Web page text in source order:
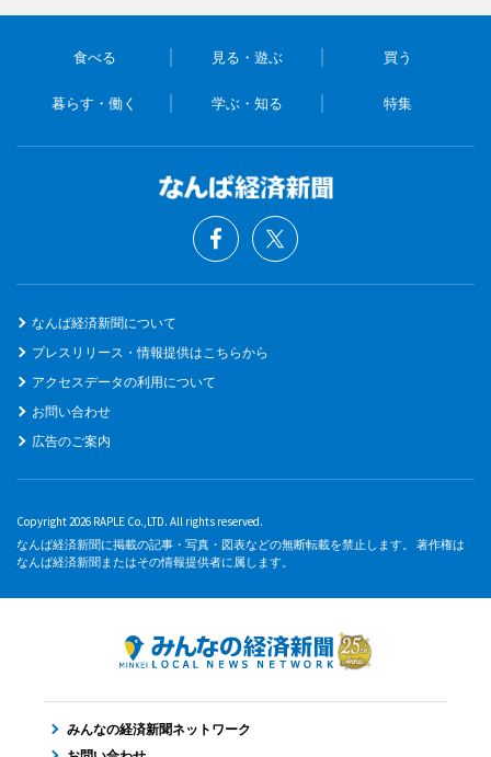
食べる 見る・遊ぶ 買う
暮らす・働く 学ぶ・知る 特集
なんば経済新聞について
プレスリリース・情報提供はこちらから
アクセスデータの利用について
お問い合わせ
広告のご案内
Copyright 2026 RAPLE Co.,LTD. All rights reserved.
なんば経済新聞に掲載の記事・写真・図表などの無断転載を禁止します。 著作権は
なんば経済新聞またはその情報提供者に属します。
みんなの経済新聞ネットワーク